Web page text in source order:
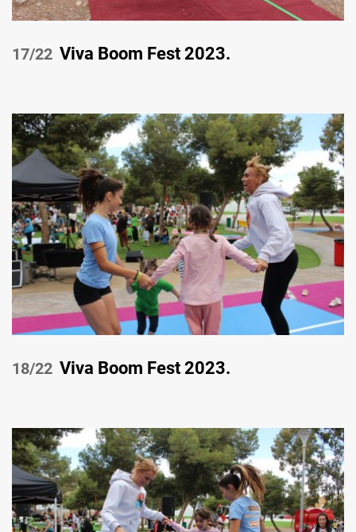
/22 Viva Boom Fest 2023.
/22 Viva Boom Fest 2023.